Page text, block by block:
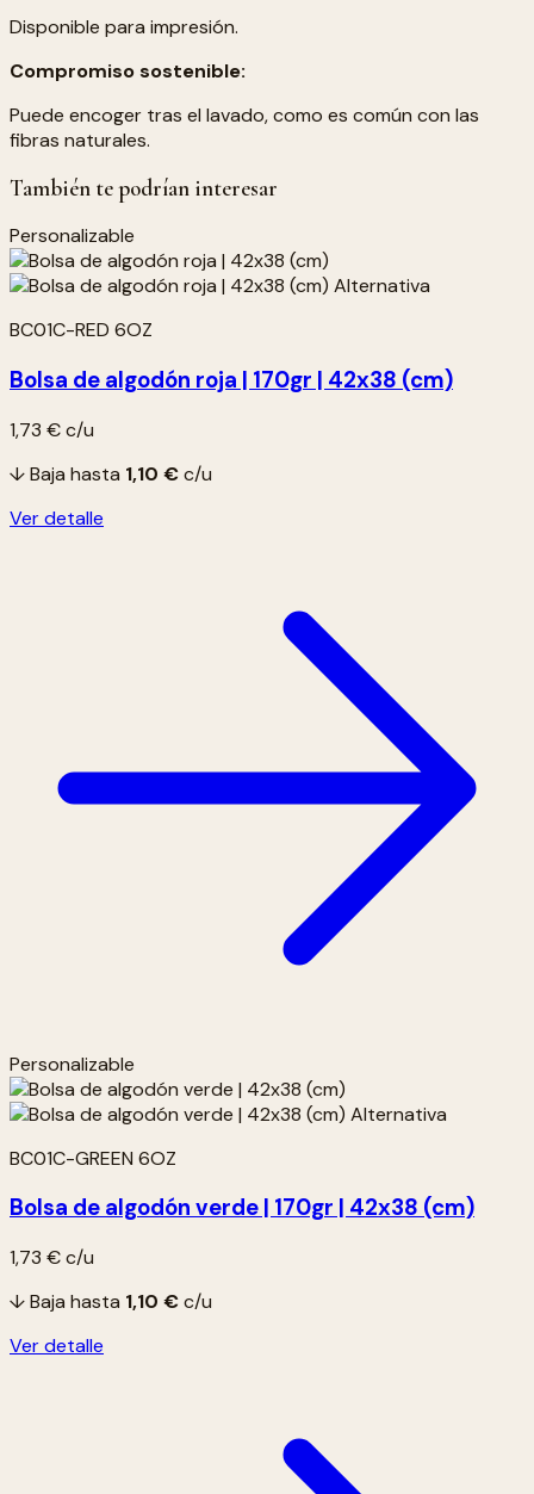
Disponible para impresión.
Compromiso sostenible:
Puede encoger tras el lavado, como es común con las
fibras naturales.
También te podrían interesar
Personalizable
BC01C-RED 6OZ
Bolsa de algodón roja | 170gr | 42x38 (cm)
1,73 €c/u
↓ Baja hasta 1,10 €c/u
Ver detalle
Personalizable
BC01C-GREEN 6OZ
Bolsa de algodón verde | 170gr | 42x38 (cm)
1,73 €c/u
↓ Baja hasta 1,10 €c/u
Ver detalle